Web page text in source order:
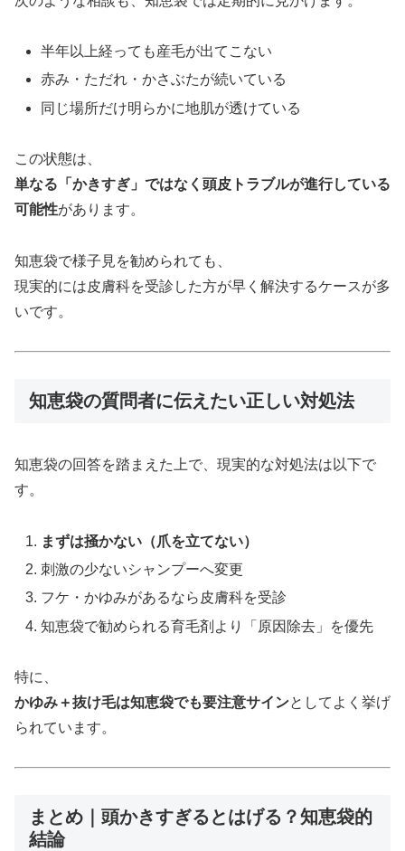
半年以上経っても産毛が出てこない
赤み・ただれ・かさぶたが続いている
同じ場所だけ明らかに地肌が透けている
この状態は、
単なる「かきすぎ」ではなく頭皮トラブルが進行している
可能性があります。
知恵袋で様子見を勧められても、
現実的には皮膚科を受診した方が早く解決するケースが多
いです。
知恵袋の質問者に伝えたい正しい対処法
知恵袋の回答を踏まえた上で、現実的な対処法は以下で
す。
まずは掻かない（爪を立てない）
刺激の少ないシャンプーへ変更
フケ・かゆみがあるなら皮膚科を受診
知恵袋で勧められる育毛剤より「原因除去」を優先
特に、
かゆみ＋抜け毛は知恵袋でも要注意サインとしてよく挙げ
られています。
まとめ｜頭かきすぎるとはげる？知恵袋的
結論